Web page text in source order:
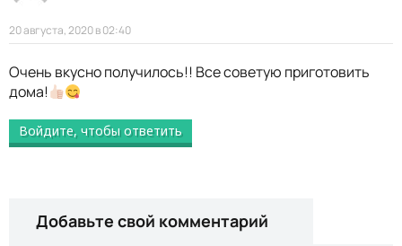
20 августа, 2020 в 02:40
Очень вкусно получилось!! Все советую приготовить
дома!
Войдите, чтобы ответить
Добавьте свой комментарий